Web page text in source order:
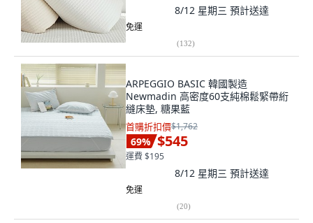
8/12 星期三 預計送達
免運
(132)
ARPEGGIO BASIC 韓國製造
Newmadin 高密度60支純棉鬆緊帶絎
縫床墊, 糖果藍
首購折扣價$1,762
69% $545
運費 $195
8/12 星期三 預計送達
免運
(20)